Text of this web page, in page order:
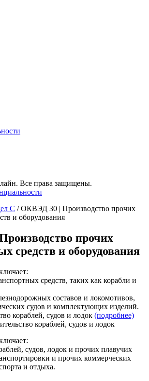
Все права защищены.
C /ОКВЭД 30 | Производство прочих
и оборудования
прочих
средств и оборудования
средств, таких как корабли и
составов и локомотивов,
судов и комплектующих изделий.
кораблей, судов и лодок (подробнее)
кораблей, судов и лодок
судов, лодок и прочих плавучих
и прочих коммерческих
и отдыха.